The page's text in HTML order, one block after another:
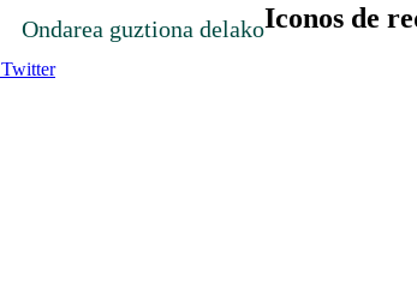
Ondarea guztiona delakoIconos de
Twitter